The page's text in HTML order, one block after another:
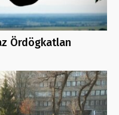
Ördögkatlan